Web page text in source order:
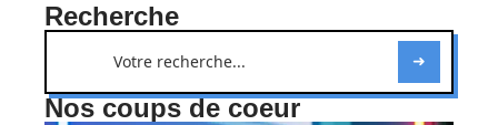
Recherche
Nos coups de coeur